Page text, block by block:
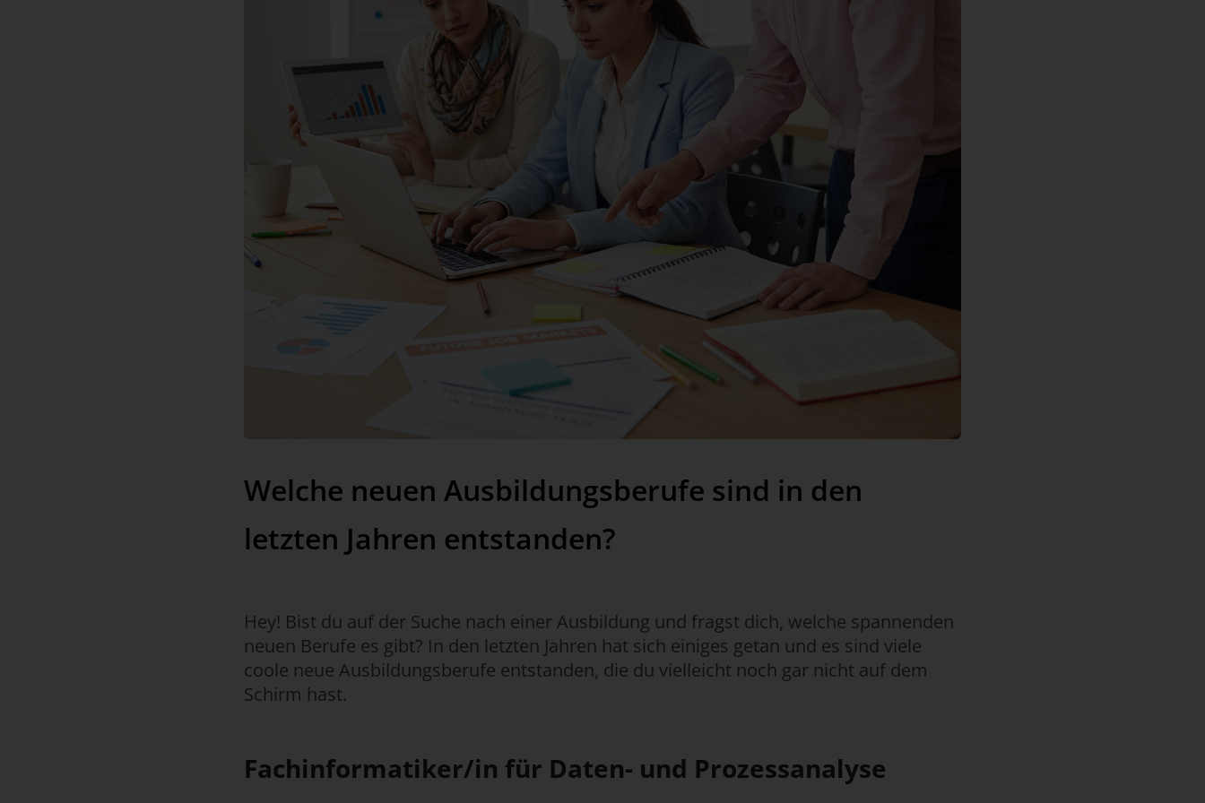
Welche neuen Ausbildungsberufe sind in den
letzten Jahren entstanden?
Hey! Bist du auf der Suche nach einer Ausbildung und fragst dich, welche spannenden
neuen Berufe es gibt? In den letzten Jahren hat sich einiges getan und es sind viele
coole neue Ausbildungsberufe entstanden, die du vielleicht noch gar nicht auf dem
Schirm hast.
Fachinformatiker/in für Daten- und Prozessanalyse